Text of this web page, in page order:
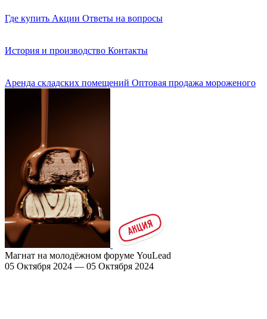
Где купить Акции Ответы на вопросы
История и производство Контакты
Аренда складских помещений Оптовая продажа мороженого
Магнат на молодёжном форуме YouLead
05 Октября 2024 — 05 Октября 2024